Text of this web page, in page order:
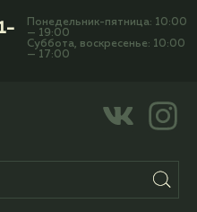
Понедельник-пятница: 10:00
— 19:00
Суббота, воскресенье: 10:00
— 17:00